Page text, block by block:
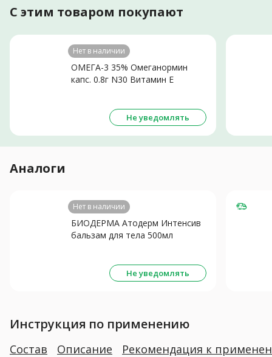
С этим товаром покупают
Нет в наличии
ОМЕГА-3 35% Омеганормин
капс. 0.8г N30 Витамин Е
Не уведомлять
Аналоги
Нет в наличии
БИОДЕРМА Атодерм Интенсив
бальзам для тела 500мл
Не уведомлять
Инструкция по применению
Состав Описание Рекомендация к